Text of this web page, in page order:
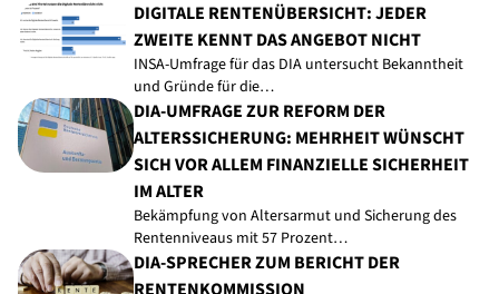
DIGITALE RENTENÜBERSICHT: JEDER
ZWEITE KENNT DAS ANGEBOT NICHT
INSA-Umfrage für das DIA untersucht Bekanntheit
und Gründe für die…
DIA-UMFRAGE ZUR REFORM DER
ALTERSSICHERUNG: MEHRHEIT WÜNSCHT
SICH VOR ALLEM FINANZIELLE SICHERHEIT
IM ALTER
Bekämpfung von Altersarmut und Sicherung des
Rentenniveaus mit 57 Prozent…
DIA-SPRECHER ZUM BERICHT DER